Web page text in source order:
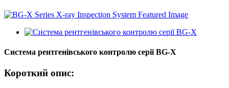
Система рентгенівського контролю серії BG-X
Короткий опис: